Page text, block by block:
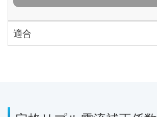
適合